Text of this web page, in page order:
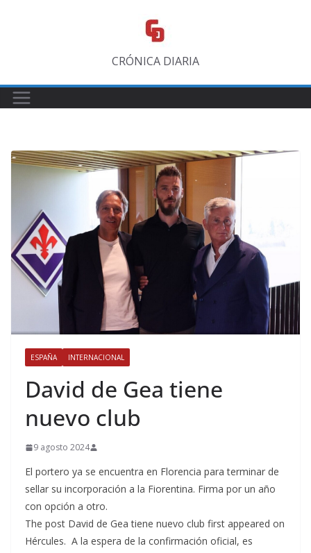
CRÓNICA DIARIA
ESPAÑA INTERNACIONAL
David de Gea tiene
nuevo club
9 agosto 2024
El portero ya se encuentra en Florencia para terminar de
sellar su incorporación a la Fiorentina. Firma por un año
con opción a otro.
The post David de Gea tiene nuevo club first appeared on
Hércules. A la espera de la confirmación oficial, es